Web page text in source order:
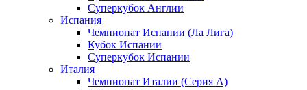
Суперкубок Англии
Испания
Чемпионат Испании (Ла Лига)
Кубок Испании
Суперкубок Испании
Италия
Чемпионат Италии (Серия А)